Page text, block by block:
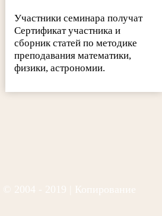
Участники семинара получат
Сертификат участника и
сборник статей по методике
преподавания математики,
физики, астрономии.
| © 2004 - 2019 | Копирование